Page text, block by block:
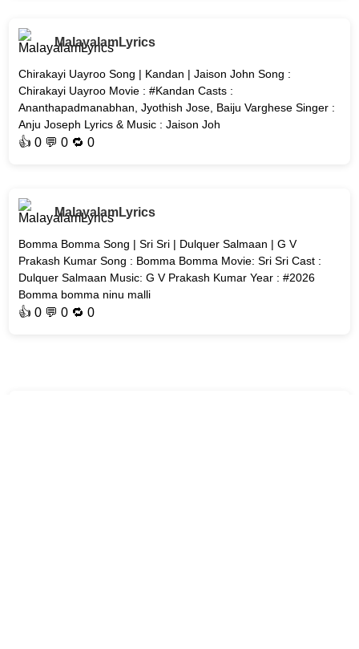
MalayalamLyrics
Chirakayi Uayroo Song | Kandan | Jaison John Song :
Chirakayi Uayroo Movie : #Kandan Casts :
Ananthapadmanabhan, Jyothish Jose, Baiju Varghese Singer :
Anju Joseph Lyrics & Music : Jaison Joh
👍0 💬 0 🔁0
MalayalamLyrics
Bomma Bomma Song | Sri Sri | Dulquer Salmaan | G V
Prakash Kumar Song : Bomma Bomma Movie: Sri Sri Cast :
Dulquer Salmaan Music: G V Prakash Kumar Year : #2026
Bomma bomma ninu malli
👍0 💬 0 🔁0